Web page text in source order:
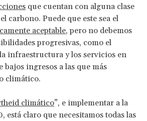
que cuentan con alguna clase
carbono. Puede que este sea el
aceptable, pero no debemos
progresivas, como el
infraestructura y los servicios en
bajos ingresos a las que más
climático.
climático”, e implementar a la
está claro que necesitamos todas las